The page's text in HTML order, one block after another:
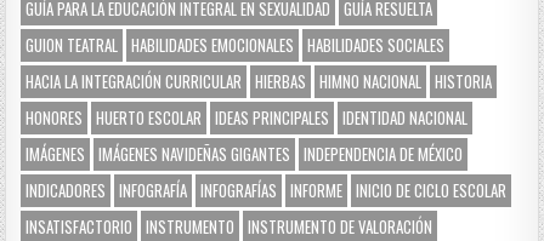
GUÍA PARA LA EDUCACIÓN INTEGRAL EN SEXUALIDAD
GUÍA RESUELTA
GUION TEATRAL HABILIDADES EMOCIONALES
HABILIDADES SOCIALES
HACIA LA INTEGRACIÓN CURRICULAR
HIERBAS HIMNO NACIONAL HISTORIA
HONORES
HUERTO ESCOLAR IDEAS PRINCIPALES
IDENTIDAD NACIONAL
IMÁGENES
IMÁGENES NAVIDEÑAS GIGANTES
INDEPENDENCIA DE MÉXICO
INDICADORES
INFOGRAFÍA INFOGRAFÍAS INFORME INICIO DE CICLO ESCOLAR
INSATISFACTORIO
INSTRUMENTO
INSTRUMENTO DE VALORACIÓN